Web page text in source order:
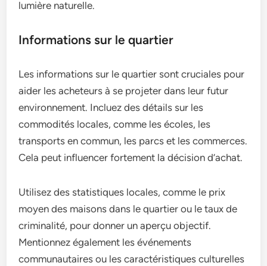
lumière naturelle.
Informations sur le quartier
Les informations sur le quartier sont cruciales pour
aider les acheteurs à se projeter dans leur futur
environnement. Incluez des détails sur les
commodités locales, comme les écoles, les
transports en commun, les parcs et les commerces.
Cela peut influencer fortement la décision d’achat.
Utilisez des statistiques locales, comme le prix
moyen des maisons dans le quartier ou le taux de
criminalité, pour donner un aperçu objectif.
Mentionnez également les événements
communautaires ou les caractéristiques culturelles